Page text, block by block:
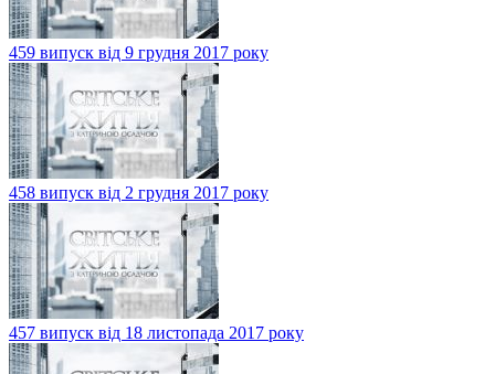
459 випуск від 9 грудня 2017 року
458 випуск від 2 грудня 2017 року
457 випуск від 18 листопада 2017 року